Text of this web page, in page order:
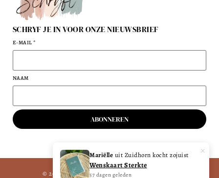
SCHRYF JE IN VOOR ONZE NIEUWSBRIEF
E-MAIL*
NAAM
ABONNEREN
© 2022 - 2026 Schryft - KvK-nummer: 87286025
Mariëlleuit Zuidhorn kocht zojuist
Wenskaart Sterkte